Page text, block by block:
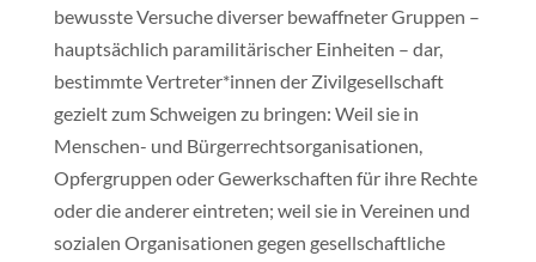
bewusste Versuche diverser bewaffneter Gruppen –
hauptsächlich paramilitärischer Einheiten – dar,
bestimmte Vertreter*innen der Zivilgesellschaft
gezielt zum Schweigen zu bringen: Weil sie in
Menschen- und Bürgerrechtsorganisationen,
Opfergruppen oder Gewerkschaften für ihre Rechte
oder die anderer eintreten; weil sie in Vereinen und
sozialen Organisationen gegen gesellschaftliche